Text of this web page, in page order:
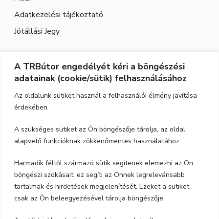
A TRBútor engedélyét kéri a böngészési
adatainak (cookie/sütik) felhasználásához
Az oldalunk sütiket használ a felhasználói élmény javítása
érdekében.
A szükséges sütiket az Ön böngészője tárolja, az oldal
alapvető funkcióknak zökkenőmentes használatához.
Harmadik féltől származó sütik segítenek elemezni az Ön
böngészi szokásait, ez segíti az Önnek legrelevánsabb
tartalmak és hirdetések megjelenítését. Ezeket a sütiket
csak az Ön beleegyezésével tárolja böngészője.
Adatkezelési tájékoztató
Jótállási Jegy
Elérhetőség
Cím: 3526 Miskolc, Szeles utca 71.
Nyitvatartás:
Telefon:06-70-615-6771
email:trbutor1@gmail.com